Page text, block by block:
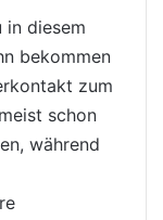
in diesem
bekommen
zum
schon
während